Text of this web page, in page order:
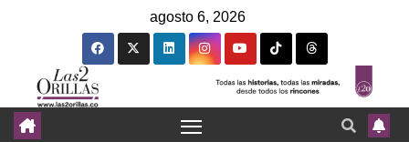
agosto 6, 2026